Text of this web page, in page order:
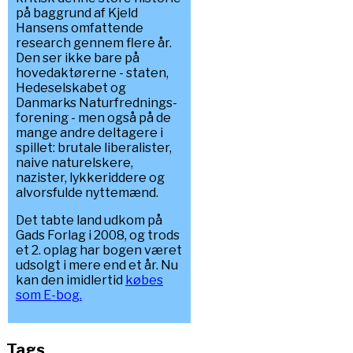
på baggrund af Kjeld
Hansens omfattende
research gennem flere år.
Den ser ikke bare på
hovedaktørerne - staten,
Hedeselskabet og
Danmarks Naturfrednings-
forening - men også på de
mange andre deltagere i
spillet: brutale liberalister,
naive naturelskere,
nazister, lykkeriddere og
alvorsfulde nyttemænd.
Det tabte land udkom på
Gads Forlag i 2008, og trods
et 2. oplag har bogen været
udsolgt i mere end et år. Nu
kan den imidlertid købes
som E-bog.